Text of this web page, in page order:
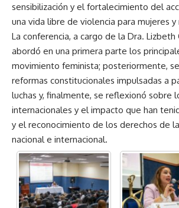
sensibilización y el fortalecimiento del
una vida libre de violencia para mujeres y
La conferencia, a cargo de la Dra. Lizbeth
abordó en una primera parte los
movimiento feminista; posteriormente,
reformas constitucionales impulsadas a
luchas y, finalmente, se reflexionó sobre
internacionales y el impacto que han
y el reconocimiento de los derechos de
nacional e internacional.